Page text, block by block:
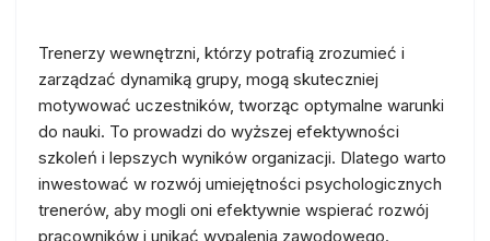
Trenerzy wewnętrzni, którzy potrafią zrozumieć i
zarządzać dynamiką grupy, mogą skuteczniej
motywować uczestników, tworząc optymalne warunki
do nauki. To prowadzi do wyższej efektywności
szkoleń i lepszych wyników organizacji. Dlatego warto
inwestować w rozwój umiejętności psychologicznych
trenerów, aby mogli oni efektywnie wspierać rozwój
pracowników i unikać wypalenia zawodowego.